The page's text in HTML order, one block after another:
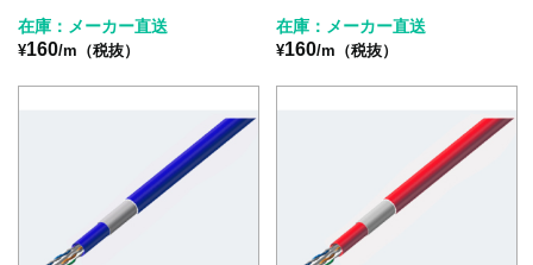
在庫：メーカー直送
¥160/m（税抜）
在庫：メーカー直送
¥160/m（税抜）